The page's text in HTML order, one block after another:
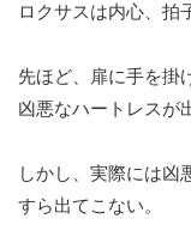
ロクサスは内心、拍
先ほど、扉に手を掛
凶悪なハートレスが
しかし、実際には凶
すら出てこない。